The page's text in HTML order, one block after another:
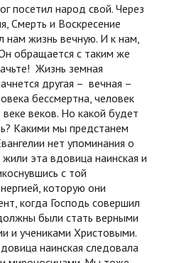
посетил народ свой. Через
Смерть и Воскресение
нам жизнь вечную. И к нам,
обращается с таким же
Жизнь земная
другая – вечная –
бессмертна, человек
веков. Но какой будет
Какими мы предстанем
нет упоминания о
эта вдовица наинская и
с той
которую они
когда Господь совершил
были стать верными
и учениками Христовыми.
наинская следовала